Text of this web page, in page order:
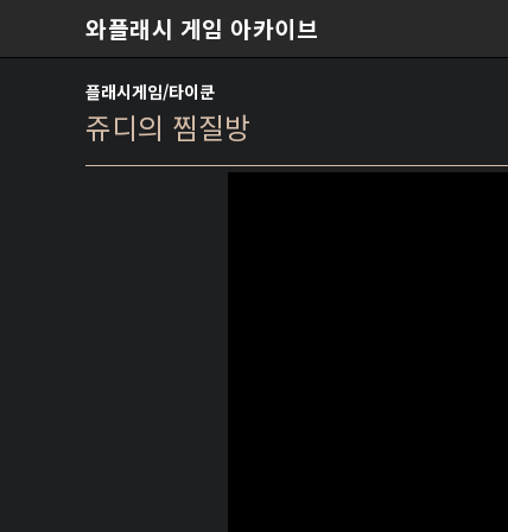
와플래시 게임 아카이브
플래시게임/타이쿤
쥬디의 찜질방